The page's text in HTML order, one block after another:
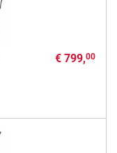
€ 799,00